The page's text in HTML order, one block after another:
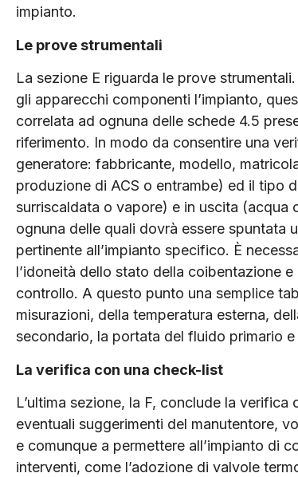
impianto.
Le prove strumentali
La sezione E riguarda le prove
gli apparecchi componenti l’impianto,
correlata ad ognuna delle schede 4.5
riferimento. In modo da consentire una
generatore: fabbricante, modello,
produzione di ACS o entrambe) ed il tipo
surriscaldata o vapore) e in uscita (acqua
ognuna delle quali dovrà essere spuntata
pertinente all’impianto specifico. È
l’idoneità dello stato della coibentazione
controllo. A questo punto una semplice
misurazioni, della temperatura esterna,
secondario, la portata del fluido primario
La verifica con una check-list
L’ultima sezione, la F, conclude la
eventuali suggerimenti del manutentore,
e comunque a permettere all’impianto di
interventi, come l’adozione di valvole